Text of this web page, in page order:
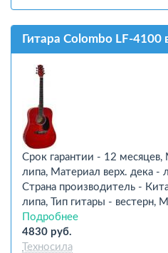
Гитара Colombo LF-4100
Срок гарантии - 12
липа, Материал верх. дека -
Страна производитель -
липа, Тип гитары - вестерн,
Подробнее
4830 руб.
Техносила